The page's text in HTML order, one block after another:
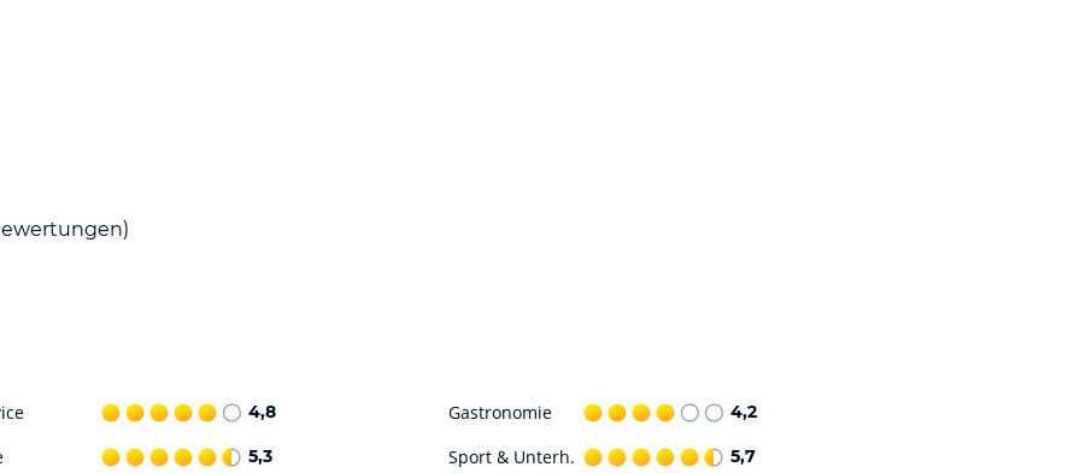
können. Starten Sie Ihren Tag mit einem
Gewähr. Bitte lies vor der Buchung die
4,8 Gastronomie 4,2
5,3 Sport & Unterh. 5,7